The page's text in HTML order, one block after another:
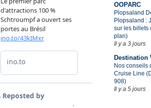
OOPARC
Plopsaland
Plopsaland :
sur les billets
plan)
Il y a 3 jours
Destination
Nos conseils
Cruise Line
908)
Il y a 5 jours